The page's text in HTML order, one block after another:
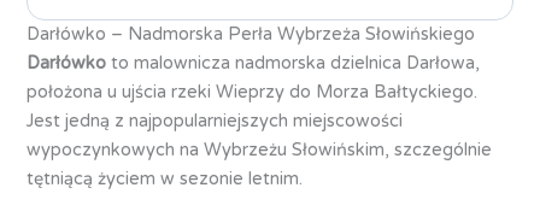
Darłówko – Nadmorska Perła Wybrzeża Słowińskiego
Darłówko to malownicza nadmorska dzielnica Darłowa,
położona u ujścia rzeki Wieprzy do Morza Bałtyckiego.
Jest jedną z najpopularniejszych miejscowości
wypoczynkowych na Wybrzeżu Słowińskim, szczególnie
tętniącą życiem w sezonie letnim.